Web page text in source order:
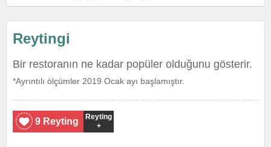
Reytingi
Bir restoranın ne kadar popüler olduğunu gösterir.
*Ayrıntılı ölçümler 2019 Ocak ayı başlamıştır.
9 Reyting
Reyting
+